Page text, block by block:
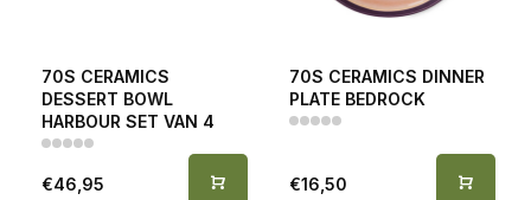
70S CERAMICS
DESSERT BOWL
HARBOUR SET VAN 4
€46,95
70S CERAMICS DINNER
PLATE BEDROCK
€16,50